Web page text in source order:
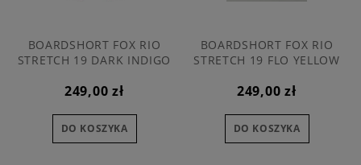
BOARDSHORT FOX RIO
STRETCH 19 DARK INDIGO
249,00 zł
DO KOSZYKA
BOARDSHORT FOX RIO
STRETCH 19 FLO YELLOW
249,00 zł
DO KOSZYKA